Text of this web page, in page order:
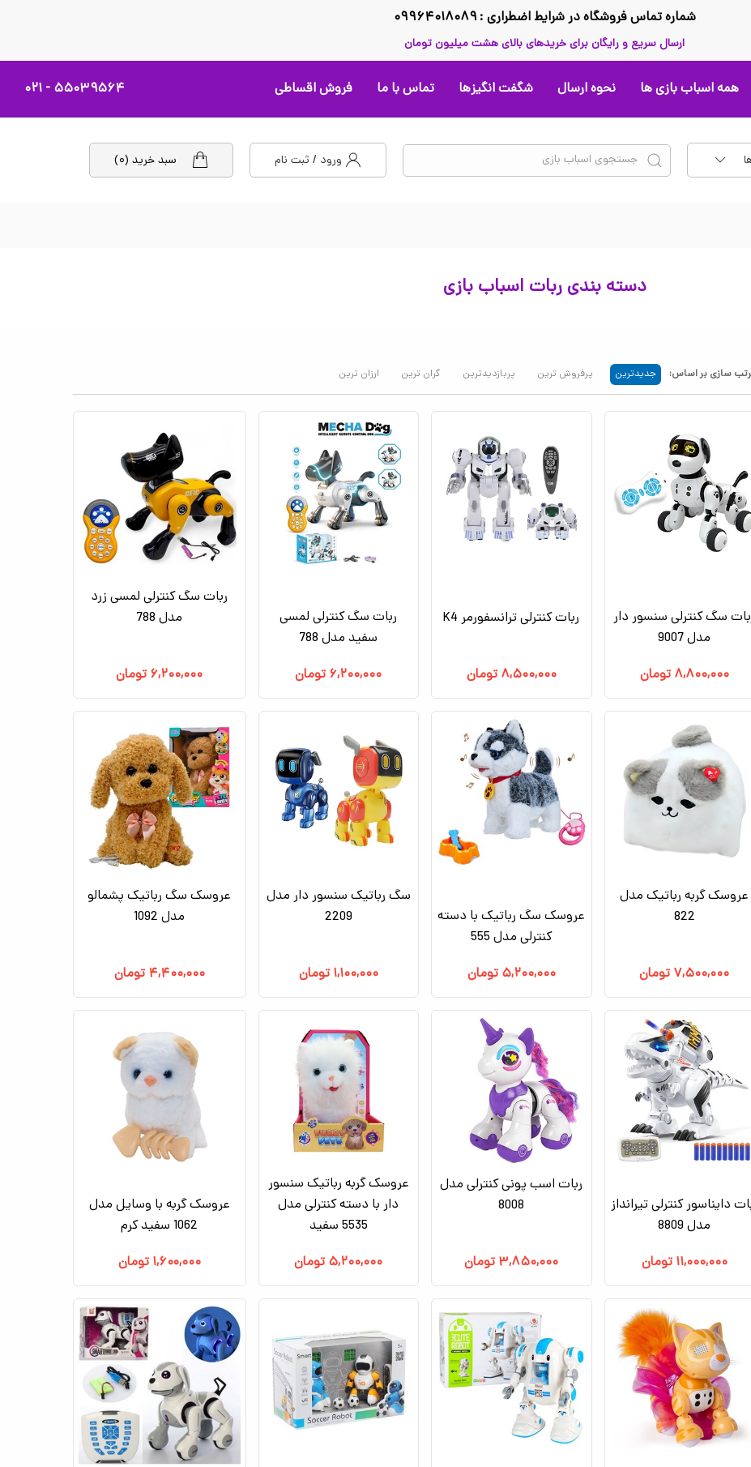
شماره تماس فروشگاه در شرایط اضطراری : ۰۹۹۶۴۰۱۸۰۸۹
ارسال سریع و رایگان برای خریدهای بالای هشت میلیون تومان
همه اسباب بازی ها نحوه ارسال شگفت انگیزها تماس با ما فروش اقساطی ۵۵۰۳۹۵۶۴ - ۰۲۱
ورود / ثبت نام سبد خرید (۰)
دسته بندی ربات اسباب بازی
سازی بر اساس: جدیدترین پرفروش ترین پربازدیدترین گران ترین ارزان ترین
سگ کنترلی سنسور دار
مدل 9007
۸,۸۰۰,۰۰۰ تومان
ربات کنترلی ترانسفورمر K4
۸,۵۰۰,۰۰۰ تومان
ربات سگ کنترلی لمسی
سفید مدل 788
۶,۲۰۰,۰۰۰تومان
ربات سگ کنترلی لمسی زرد
مدل 788
۶,۲۰۰,۰۰۰تومان
عروسک گربه رباتیک مدل
822
۷,۵۰۰,۰۰۰تومان
عروسک سگ رباتیک با دسته
کنترلی مدل 555
۵,۲۰۰,۰۰۰ تومان
سگ رباتیک سنسور دار مدل
2209
۱,۱۰۰,۰۰۰ تومان
عروسک سگ رباتیک پشمالو
مدل 1092
۴,۴۰۰,۰۰۰ تومان
دایناسور کنترلی تیرانداز
مدل 8809
۱۱,۰۰۰,۰۰۰ تومان
ربات اسب پونی کنترلی مدل
8008
۳,۸۵۰,۰۰۰تومان
عروسک گربه رباتیک سنسور
دار با دسته کنترلی مدل
5535 سفید
۵,۲۰۰,۰۰۰تومان
عروسک گربه با وسایل مدل
1062 سفید کرم
۱,۶۰۰,۰۰۰ تومان